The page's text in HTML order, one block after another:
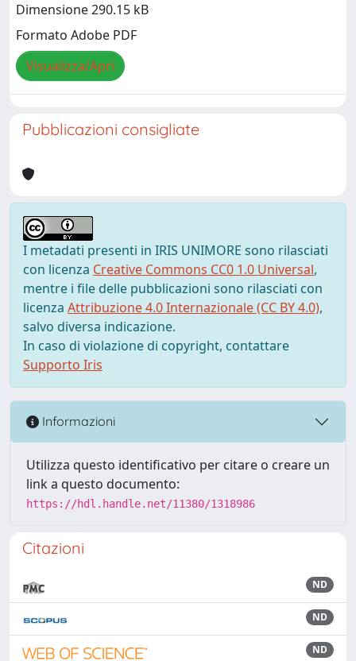
Dimensione 290.15 kB
Formato Adobe PDF
Visualizza/Apri
Pubblicazioni consigliate
I metadati presenti in IRIS UNIMORE sono rilasciati
con licenza Creative Commons CC0 1.0 Universal,
mentre i file delle pubblicazioni sono rilasciati con
licenza Attribuzione 4.0 Internazionale (CC BY 4.0),
salvo diversa indicazione.
In caso di violazione di copyright, contattare
Supporto Iris
Informazioni
Utilizza questo identificativo per citare o creare un
link a questo documento:
https://hdl.handle.net/11380/1318986
Citazioni
ND
ND
ND